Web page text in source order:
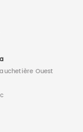
Ouest